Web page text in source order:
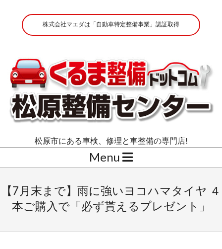
content
株式会社マエダは「自動車特定整備事業」認証取得
式
会
社
マ
松原市にある車検、修理と車整備の専門店!
Navigation
Menu
【7月末まで】雨に強いヨコハマタイヤ ４
本ご購入で「必ず貰えるプレゼント」